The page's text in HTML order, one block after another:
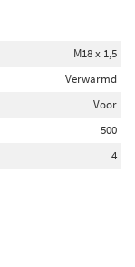
M18 x 1,5
Verwarmd
Voor
500
4